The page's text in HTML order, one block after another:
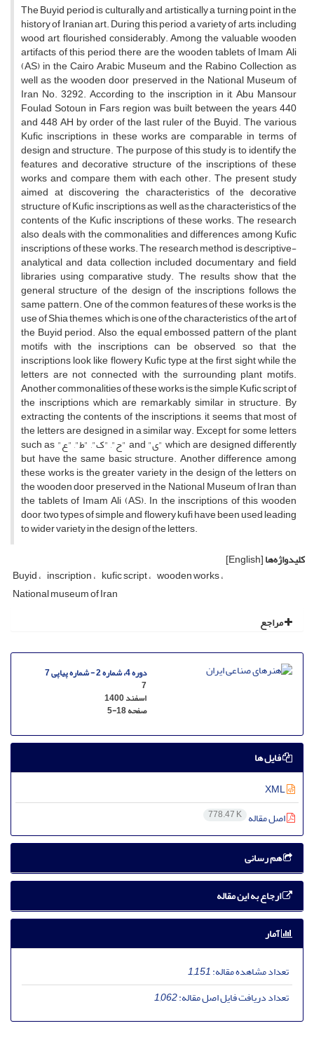
The Buyid period is culturally and artistically a turning point in the
history of Iranian art. During this period, a variety of arts, including
wood art, flourished considerably. Among the valuable wooden
artifacts of this period, there are the wooden tablets of Imam Ali
(AS) in the Cairo Arabic Museum and the Rabino Collection as
well as the wooden door preserved in the National Museum of
Iran No. 3292. According to the inscription in it, Abu Mansour
Foulad Sotoun in Fars region was built between the years 440
and 448 AH by order of the last ruler of the Buyid. The various
Kufic inscriptions in these works are comparable in terms of
design and structure. The purpose of this study is to identify the
features and decorative structure of the inscriptions of these
works and compare them with each other. The present study
aimed at discovering the characteristics of the decorative
structure of Kufic inscriptions as well as the characteristics of the
contents of the Kufic inscriptions of these works. The research
also deals with the commonalities and differences among Kufic
inscriptions of these works. The research method is descriptive-
analytical and data collection included documentary and field
libraries using comparative study. The results show that the
general structure of the design of the inscriptions follows the
same pattern. One of the common features of these works is the
use of Shia themes, which is one of the characteristics of the art of
the Buyid period. Also, the equal embossed pattern of the plant
motifs with the inscriptions can be observed, so that the
inscriptions look like flowery Kufic type at the first sight while the
letters are not connected with the surrounding plant motifs.
Another commonalities of these works is the simple Kufic script of
the inscriptions which are remarkably similar in structure. By
extracting the contents of the inscriptions, it seems that most of
the letters are designed in a similar way. Except for some letters
such as "ح", "ک", "ط", "ع" and "ی" which are designed differently
but have the same basic structure. Another difference among
these works is the greater variety in the design of the letters on
the wooden door preserved in the National Museum of Iran than
the tablets of Imam Ali (AS). In the inscriptions of this wooden
door, two types of simple and flowery kufi have been used leading
to wider variety in the design of the letters.
کلیدواژه‌ها[English]
Buyid inscription kufic script wooden works
National museum of Iran
مراجع
دوره 4، شماره 2 - شماره پیاپی 7
7
اسفند 1400
صفحه5-18
فایل ها
اصل مقاله 778.47 K
هم رسانی
ارجاع به این مقاله
آمار
تعداد مشاهده مقاله:1,151
تعداد دریافت فایل اصل مقاله:1,062